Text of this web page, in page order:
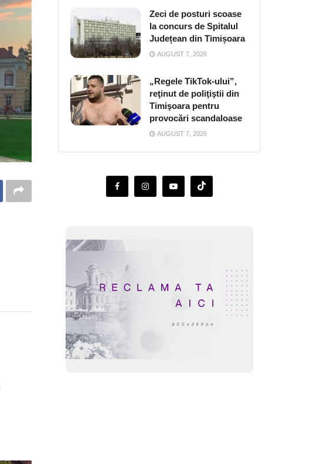
Zeci de posturi scoase
la concurs de Spitalul
Județean din Timișoara
AUGUST 7, 2026
„Regele TikTok-ului”,
reţinut de poliţiştii din
Timişoara pentru
provocări scandaloase
AUGUST 7, 2026